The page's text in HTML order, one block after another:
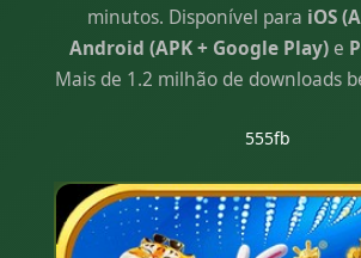
minutos. Disponível para iOS
Android (APK + Google Play)e
Mais de 1.2 milhão de downloads
555fb